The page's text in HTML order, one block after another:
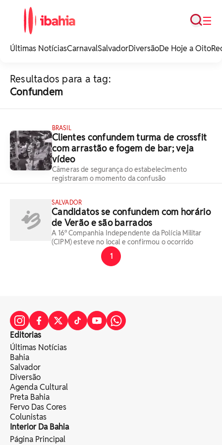
noticias e
☰
Busca
Últimas NotíciasCarnavalSalvadorDiversãoDe Hoje a Oito
Resultados para a tag:
Confundem
BRASIL
Clientes confundem turma de crossfit
com arrastão e fogem de bar; veja
vídeo
Câmeras de segurança do estabelecimento
registraram o momento da confusão
SALVADOR
Candidatos se confundem com horário
de Verão e são barrados
A 16ª Companhia Independente da Polícia Militar
(CIPM) esteve no local e confirmou o ocorrido
1
Editorias
Últimas Notícias
Bahia
Salvador
Diversão
Agenda Cultural
Preta Bahia
Fervo Das Cores
Colunistas
Interior Da Bahia
Página Principal